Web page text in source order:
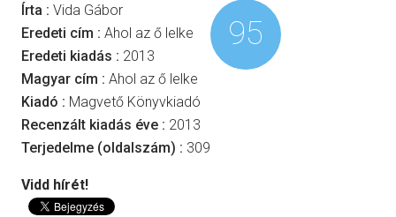
Írta : Vida Gábor
Eredeti cím : Ahol az ő lelke
Eredeti kiadás : 2013
Magyar cím : Ahol az ő lelke
Kiadó : Magvető Könyvkiadó
Recenzált kiadás éve : 2013
Terjedelme (oldalszám) : 309
95
Vidd hírét!